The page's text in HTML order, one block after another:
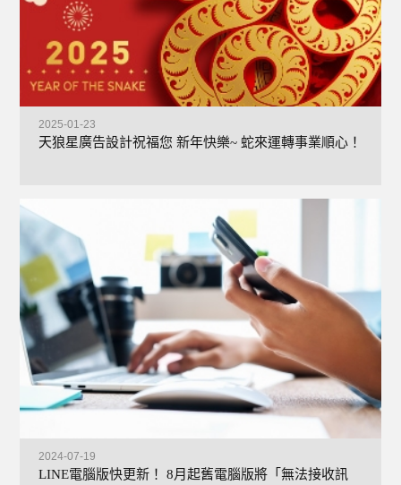
2025-01-23
天狼星廣告設計祝福您 新年快樂~ 蛇來運轉事業順心！
2024-07-19
LINE電腦版快更新！ 8月起舊電腦版將「無法接收訊